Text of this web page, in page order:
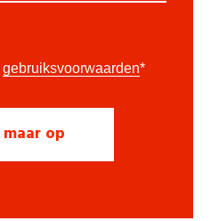
gebruiksvoorwaarden*